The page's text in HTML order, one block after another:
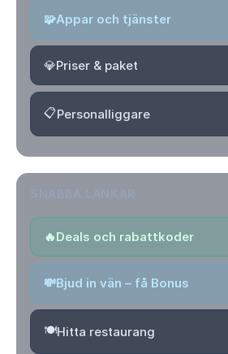
🧩Appar och tjänster
💎Priser & paket
📋Personalliggare
🔥Deals och rabattkoder
💸Bjud in vän – få Bonus
🍽️Hitta restaurang